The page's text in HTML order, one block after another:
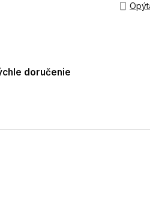
doručenie